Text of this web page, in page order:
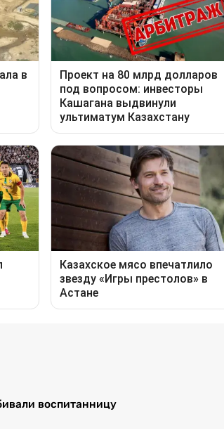
воспитанницу